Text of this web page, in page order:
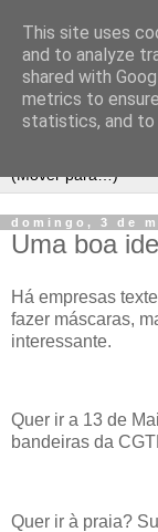
domingo, 3 de
Uma boa
Há empresas
fazer máscaras,
interessante.
Quer ir a 13 de
bandeiras da
Quer ir à praia?
This site uses
and to analyze
shared with
metrics to
statistics, and to